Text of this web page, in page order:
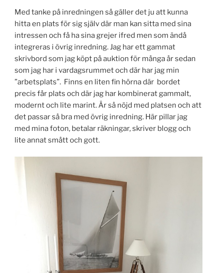
Med tanke på inredningen så gäller det ju att kunna
hitta en plats för sig själv där man kan sitta med sina
intressen och få ha sina grejer ifred men som ändå
integreras i övrig inredning. Jag har ett gammat
skrivbord som jag köpt på auktion för många år sedan
som jag har i vardagsrummet och där har jag min
”arbetsplats”. Finns en liten fin hörna där bordet
precis får plats och där jag har kombinerat gammalt,
modernt och lite marint. Är så nöjd med platsen och att
det passar så bra med övrig inredning. Här pillar jag
med mina foton, betalar räkningar, skriver blogg och
lite annat smått och gott.